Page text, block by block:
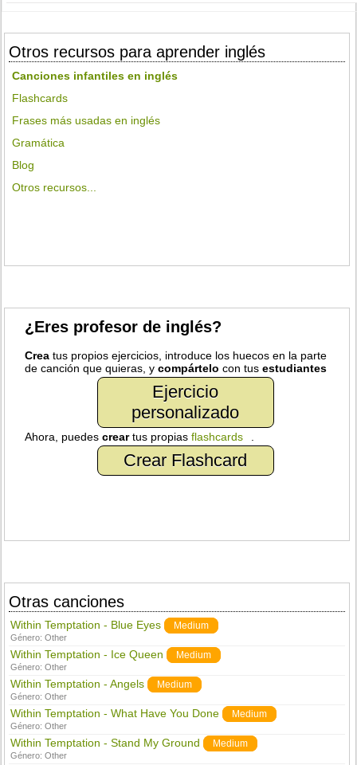
Otros recursos para aprender inglés
Canciones infantiles en inglés
Flashcards
Frases más usadas en inglés
Gramática
Blog
Otros recursos...
¿Eres profesor de inglés?
Crea tus propios ejercicios, introduce los huecos en la parte
de canción que quieras, ycompártelo con tusestudiantes
Ejercicio
personalizado
Ahora, puedescreartus propiasflashcards
Crear Flashcard
Otras canciones
Within Temptation - Blue Eyes Medium
Género:Other
Within Temptation - Ice Queen Medium
Género:Other
Within Temptation - Angels Medium
Género:Other
Within Temptation - What Have You Done Medium
Género:Other
Within Temptation - Stand My Ground Medium
Género:Other